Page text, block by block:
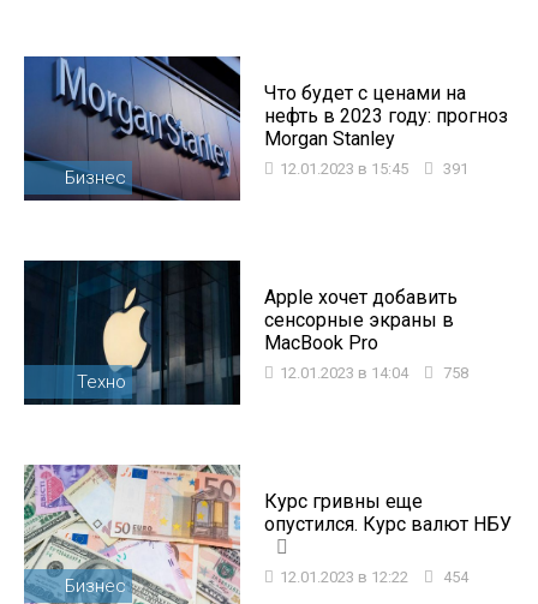
Бизнес
Что будет с ценами на
нефть в 2023 году: прогноз
Morgan Stanley
12.01.2023 в 15:45 391
Техно
Apple хочет добавить
сенсорные экраны в
MacBook Pro
12.01.2023 в 14:04 758
Бизнес
Курс гривны еще
опустился. Курс валют НБУ
12.01.2023 в 12:22 454